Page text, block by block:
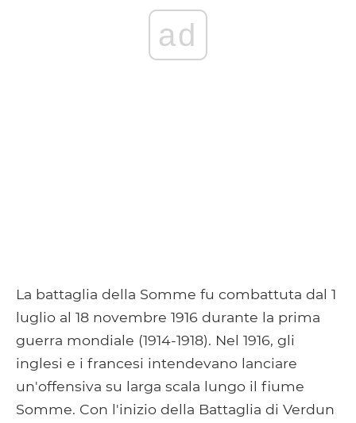
ad
La battaglia della Somme fu combattuta dal 1
luglio al 18 novembre 1916 durante la prima
guerra mondiale (1914-1918). Nel 1916, gli
inglesi e i francesi intendevano lanciare
un'offensiva su larga scala lungo il fiume
Somme. Con l'inizio della Battaglia di Verdun